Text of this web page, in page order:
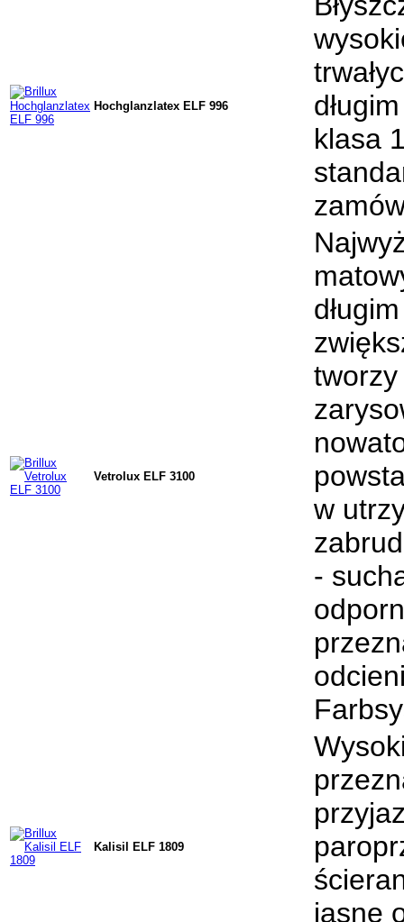
Hochglanzlatex ELF 996
klasa
Vetrolux ELF 3100
tworzy
w
-
Kalisil ELF 1809
jasne